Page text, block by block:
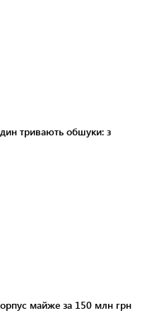
тривають обшуки: з
майже за 150 млн грн